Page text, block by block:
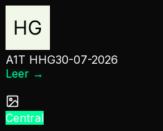
A1T HHG30-07-2026
Leer →
Central